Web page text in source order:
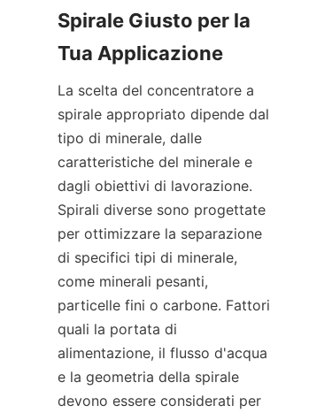
Spirale Giusto per la
La scelta del concentratore a
spirale appropriato dipende dal
tipo di minerale, dalle
caratteristiche del minerale e
dagli obiettivi di lavorazione.
Spirali diverse sono progettate
per ottimizzare la separazione
di specifici tipi di minerale,
come minerali pesanti,
particelle fini o carbone. Fattori
quali la portata di
alimentazione, il flusso d'acqua
e la geometria della spirale
devono essere considerati per